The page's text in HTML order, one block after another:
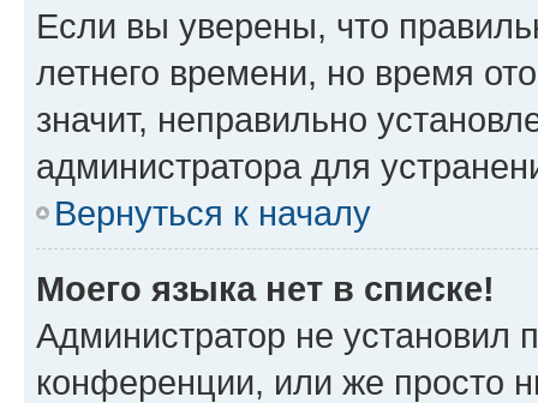
Если вы уверены, что
летнего времени, но время
значит, неправильно
администратора для
Вернуться к началу
Моего языка нет в списке!
Администратор не установил
конференции, или же просто